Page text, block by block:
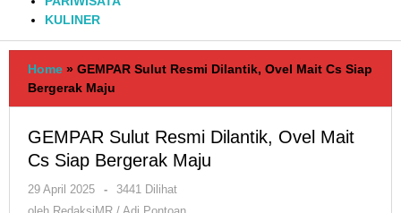
KULINER
Home » GEMPAR Sulut Resmi Dilantik, Ovel Mait Cs Siap
Bergerak Maju
GEMPAR Sulut Resmi Dilantik, Ovel Mait
Cs Siap Bergerak Maju
29 April 2025
oleh
RedaksiMR
-
3441 Dilihat
oleh RedaksiMR / Adi Pontoan